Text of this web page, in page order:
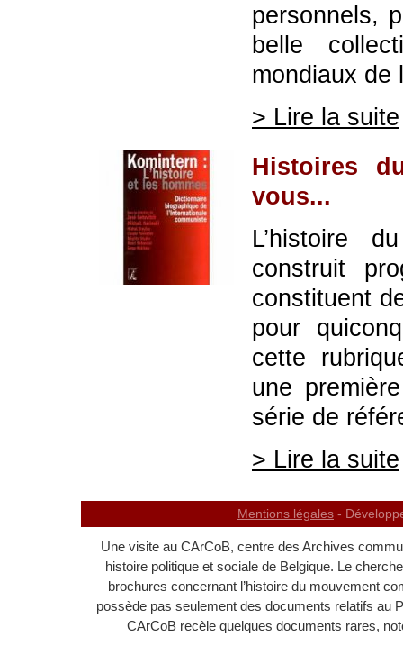
personnels,
belle
mondiaux de
> Lire la suite
Histoires
vous...
L’histoire
construit
constituent
pour
cette
une
série de
> Lire la suite
Mentions légales -
Une visite au CArCoB, centre des Archives
histoire politique et sociale de Belgique. Le
brochures concernant l’histoire du mouvement
possède pas seulement des documents relatifs au
CArCoB recèle quelques documents rares,